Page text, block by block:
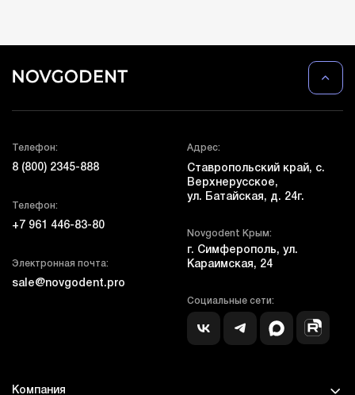
Телефон:
8 (800) 2345-888
Телефон:
+7 961 446-83-80
Электронная почта:
sale@novgodent.pro
Адрес:
Ставропольский край, с.
Верхнерусское,
ул. Батайская, д. 24г.
Novgodent Крым:
г. Симферополь, ул.
Караимская, 24
Социальные сети:
Компания